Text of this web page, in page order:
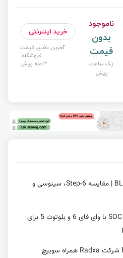
ناموجود
بدون
قیمت
یک ساعت
پیش
خرید اینترنتی
آخرین تغییر قیمت
فروشگاه:
3 ماه پیش
کنترل موتور BLDC | مقایسه 6-Step، سینوسی و
ESP32-C6 یک SOC با وای فای 6 و بلوتوث 5 برای
معرفی بورد E25 شرکت Radxa همراه سوییچ